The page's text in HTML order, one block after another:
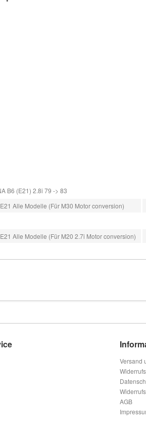
B6 (E21) 2.8i 79 -> 83
Alle Modelle (Für M30 Motor conversion)
Alle Modelle (Für M20 2.7i Motor conversion)
Versand
AGB